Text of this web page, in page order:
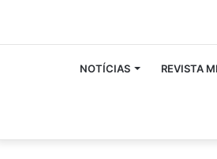
NOTÍCIAS REVISTA